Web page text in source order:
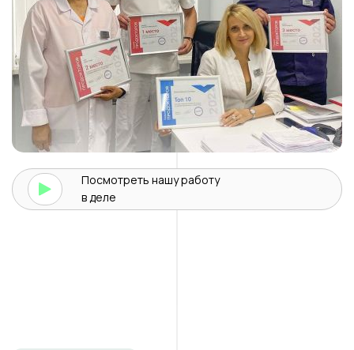
Посмотреть нашуработу
в деле